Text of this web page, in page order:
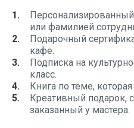
или фамилией
Подарочный
кафе.
Подписка на
класс.
Книга по теме,
Креативный подарок,
заказанный у мастера.